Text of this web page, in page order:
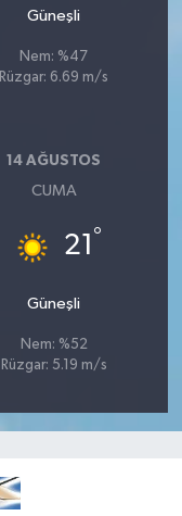
Güneşli
Nem: %47
Rüzgar: 6.69 m/s
14 AĞUSTOS
CUMA
21 °
Güneşli
Nem: %52
Rüzgar: 5.19 m/s